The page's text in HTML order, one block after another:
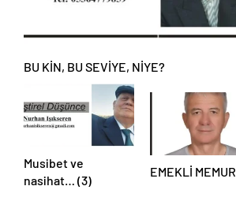
BU KİN, BU SEVİYE, NİYE?
Musibet ve
nasihat… (3)
EMEKLİ MEMUR